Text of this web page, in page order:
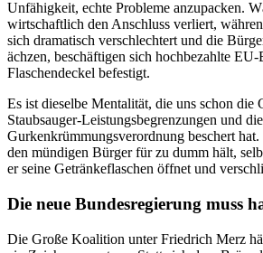
Unfähigkeit, echte Probleme anzupacken.
wirtschaftlich den Anschluss verliert,
sich dramatisch verschlechtert und die
ächzen, beschäftigen sich hochbezahlte
Flaschendeckel befestigt.
Es ist dieselbe Mentalität, die uns schon die
Staubsauger-Leistungsbegrenzungen und
Gurkenkrümmungsverordnung beschert
den mündigen Bürger für zu dumm hält,
er seine Getränkeflaschen öffnet und
Die neue Bundesregierung muss
Die Große Koalition unter Friedrich Merz